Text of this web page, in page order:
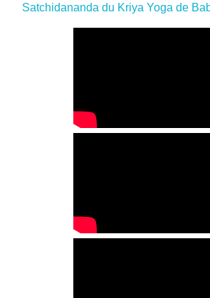
Satchidananda du Kriya Yoga de